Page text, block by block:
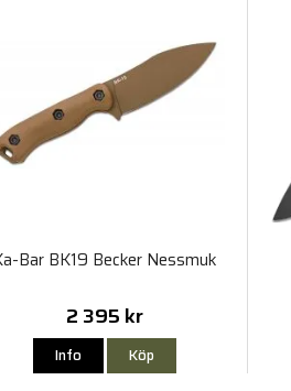
Bar BK19 Becker Nessmuk
2 395 kr
Info Köp